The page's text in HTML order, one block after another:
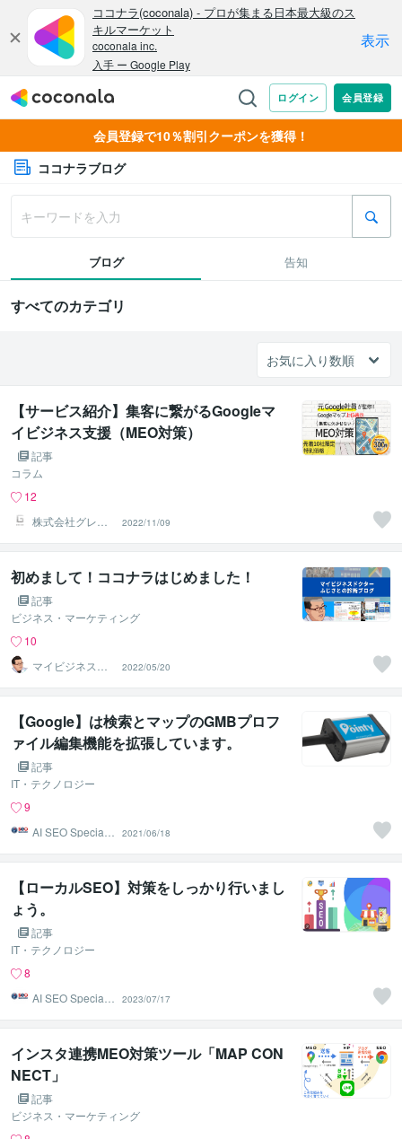
会員登録で10％割引クーポンを獲得！
ココナラブログ
ブログ 告知
すべてのカテゴリ
【サービス紹介】集客に繋がるGoogleマ
イビジネス支援（MEO対策）
記事
コラム
12
株式会社グレー
ジュ＠ウェブマ
ーケティング
2022/11/09
初めまして！ココナラはじめました！
記事
ビジネス・マーケティング
10
マイビジネスド
クター 藤里
2022/05/20
【Google】は検索とマップのGMBプロフ
ァイル編集機能を拡張しています。
記事
IT・テクノロジー
9
AI SEO Specialis
2021/06/18
【ローカルSEO】対策をしっかり行いまし
ょう。
記事
IT・テクノロジー
8
AI SEO Specialis
2023/07/17
インスタ連携MEO対策ツール「MAP CON
NECT」
記事
ビジネス・マーケティング